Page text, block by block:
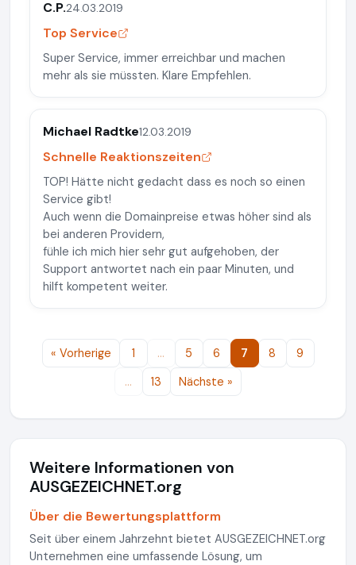
C.P.24.03.2019
Top Service
Super Service, immer erreichbar und machen
mehr als sie müssten. Klare Empfehlen.
Michael Radtke12.03.2019
Schnelle Reaktionszeiten
TOP! Hätte nicht gedacht dass es noch so einen
Service gibt!
Auch wenn die Domainpreise etwas höher sind als
bei anderen Providern,
fühle ich mich hier sehr gut aufgehoben, der
Support antwortet nach ein paar Minuten, und
hilft kompetent weiter.
« Vorherige 1 … 5 6 7 8
9
…
13 Nächste »
Weitere Informationen von
AUSGEZEICHNET.org
Über die Bewertungsplattform
Seit über einem Jahrzehnt bietet AUSGEZEICHNET.org
Unternehmen eine umfassende Lösung, um